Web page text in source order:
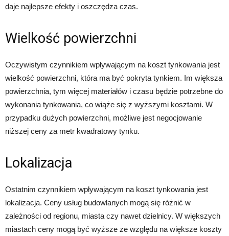
daje najlepsze efekty i oszczędza czas.
Wielkość powierzchni
Oczywistym czynnikiem wpływającym na koszt tynkowania jest
wielkość powierzchni, która ma być pokryta tynkiem. Im większa
powierzchnia, tym więcej materiałów i czasu będzie potrzebne do
wykonania tynkowania, co wiąże się z wyższymi kosztami. W
przypadku dużych powierzchni, możliwe jest negocjowanie
niższej ceny za metr kwadratowy tynku.
Lokalizacja
Ostatnim czynnikiem wpływającym na koszt tynkowania jest
lokalizacja. Ceny usług budowlanych mogą się różnić w
zależności od regionu, miasta czy nawet dzielnicy. W większych
miastach ceny mogą być wyższe ze względu na większe koszty